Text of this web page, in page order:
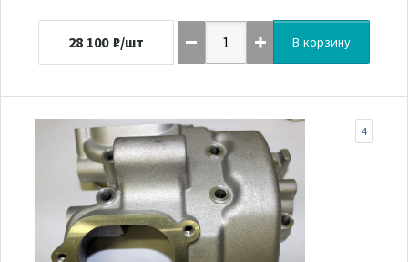
28 100 ₽/шт В корзину
4